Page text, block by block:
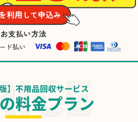
お支払い方法
ド払い
】不用品回収サービス
料金プラン